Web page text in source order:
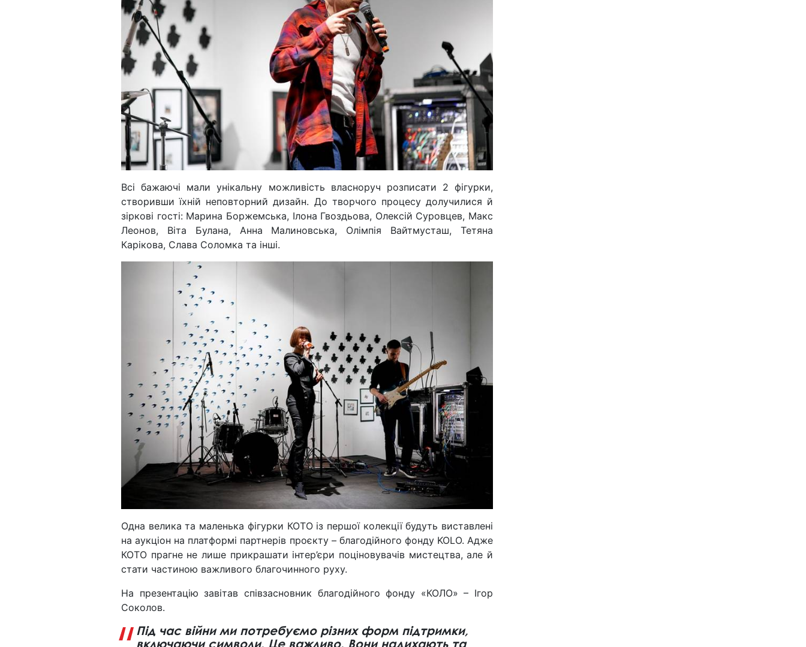
Всі бажаючі мали унікальну можливість власноруч розписати 2 фігурки,
створивши їхній неповторний дизайн. До творчого процесу долучилися й
зіркові гості: Марина Боржемська, Ілона Гвоздьова, Олексій Суровцев, Макс
Леонов, Віта Булана, Анна Малиновська, Олімпія Вайтмусташ, Тетяна
Карікова, Слава Соломка та інші.
Одна велика та маленька фігурки КОТО із першої колекції будуть виставлені
на аукціон на платформі партнерів проєкту – благодійного фонду KOLO. Адже
КОТО прагне не лише прикрашати інтер’єри поціновувачів мистецтва, але й
стати частиною важливого благочинного руху.
На презентацію завітав співзасновник благодійного фонду «КОЛО» – Ігор
Соколов.
Під час війни ми потребуємо різних форм підтримки,
включаючи символи. Це важливо. Вони надихають та